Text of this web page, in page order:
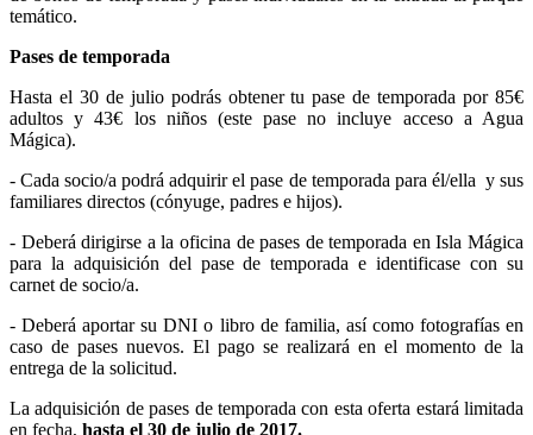
temático.
Pases de temporada
Hasta el 30 de julio podrás obtener tu pase de temporada por 85€
adultos y 43€ los niños (este pase no incluye acceso a Agua
Mágica).
- Cada socio/a podrá adquirir el pase de temporada para él/ella y sus
familiares directos (cónyuge, padres e hijos).
- Deberá dirigirse a la oficina de pases de temporada en Isla Mágica
para la adquisición del pase de temporada e identificase con su
carnet de socio/a.
- Deberá aportar su DNI o libro de familia, así como fotografías en
caso de pases nuevos. El pago se realizará en el momento de la
entrega de la solicitud.
La adquisición de pases de temporada con esta oferta estará limitada
en fecha, hasta el 30 de julio de 2017.